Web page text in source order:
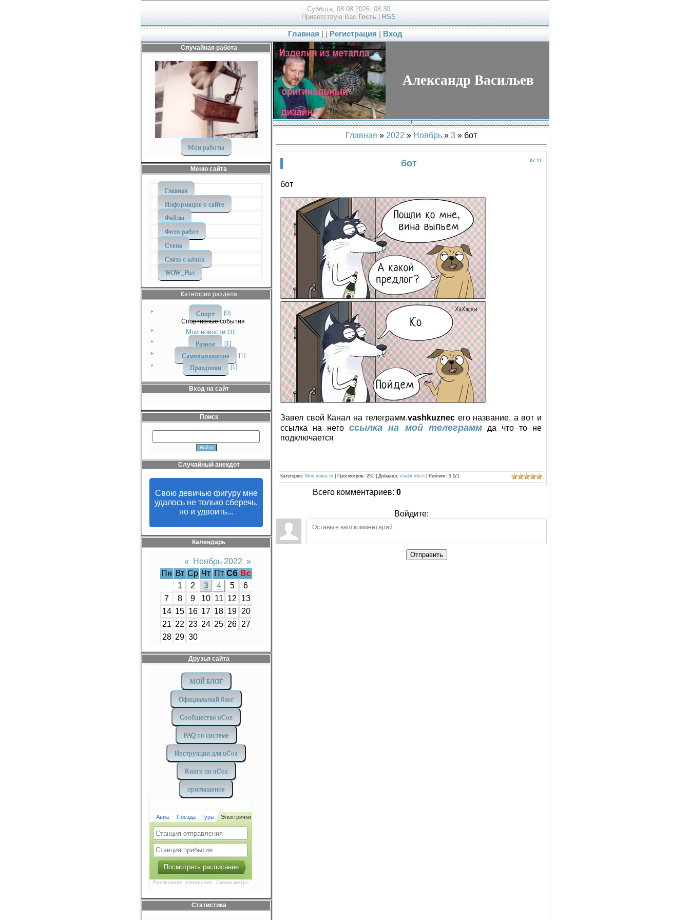
Суббота, 08.08.2026, 08:30
Приветствую Вас Гость| RSS
Главная | | Регистрация | Вход
Случайная работа
Мои работы
Меню сайта
Главная
Информация о сайте
Файлы
Фото работ
Стена
Связь с admin
WOW_Pict
Категории раздела
Спорт
[0]
Спортивные события
Мои новости [3]
Разное [1]
Самовыражение [1]
Праздники [1]
Вход на сайт
Поиск
Случайный анекдот
Свою девичью фигуру мне
удалось не только сберечь,
но и удвоить...
Календарь
« Ноябрь 2022 »
Пн Вт Ср Чт Пт Сб Вс
1
2 3 4 5
6
7
8 9 10 11 12
13
14 15 16 17 18 19 20
21 22 23 24 25 26 27
28 29 30
Друзья сайта
МОЙ БЛОГ
Официальный блог
Сообщество uCoz
FAQ по системе
Инструкции для uCoz
Книги по uCoz
приглашение
Авиа Поезда Туры Электрички
Посмотреть расписание
Расписание электричек Схема метро
Статистика
Александр Васильев
Главная » 2022 » Ноябрь » 3 » бот
07:11
бот
бот
Завел свой Канал на телеграмм.vashkuznес его название, а вот и
ссылка на негоссылка на мой телеграммда что то не
подключается
Категория: Мои новости Просмотров: 251 Добавил: vladimirilich Рейтинг: 5.0/1
Всего комментариев: 0
Войдите:
Отправить